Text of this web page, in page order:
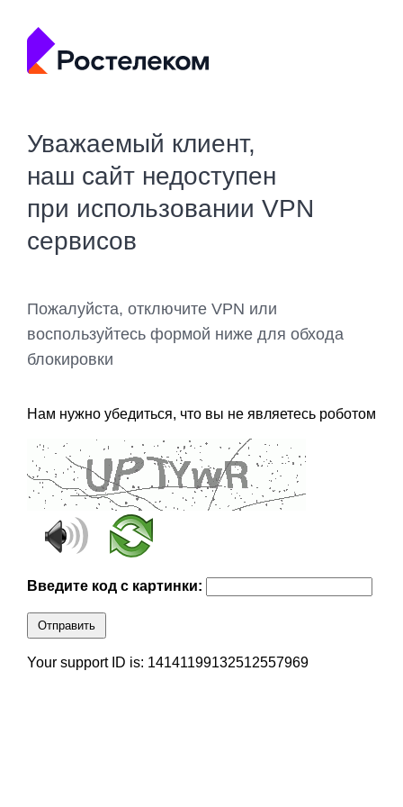
Уважаемый клиент,
наш сайт недоступен
при использовании VPN
сервисов
Пожалуйста, отключите VPN или
воспользуйтесь формой ниже для обхода
блокировки
Нам нужно убедиться, что вы не являетесь роботом
Введите код с картинки:
Отправить
Your support ID is: 14141199132512557969